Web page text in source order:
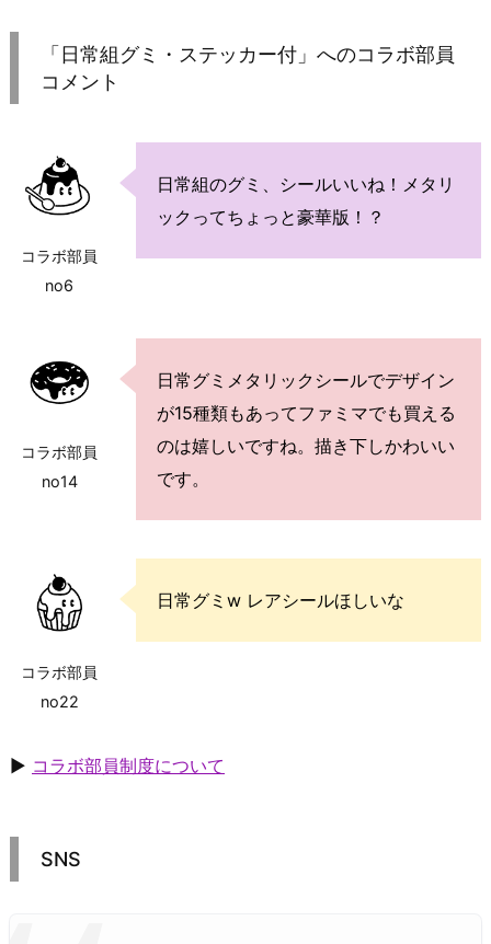
「日常組グミ・ステッカー付」へのコラボ部員
コメント
コラボ部員
no6
日常組のグミ、シールいいね！メタリ
ックってちょっと豪華版！？
コラボ部員
no14
日常グミメタリックシールでデザイン
が15種類もあってファミマでも買える
のは嬉しいですね。描き下しかわいい
です。
コラボ部員
no22
日常グミw レアシールほしいな
▶ コラボ部員制度について
SNS